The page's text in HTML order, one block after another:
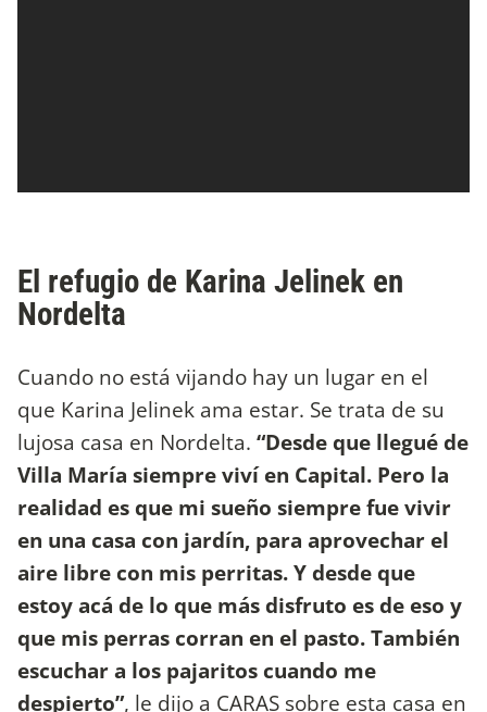
El refugio de Karina Jelinek en
Nordelta
Cuando no está vijando hay un lugar en el
que Karina Jelinek ama estar. Se trata de su
lujosa casa en Nordelta. “Desde que llegué de
Villa María siempre viví en Capital. Pero la
realidad es que mi sueño siempre fue vivir
en una casa con jardín, para aprovechar el
aire libre con mis perritas. Y desde que
estoy acá de lo que más disfruto es de eso y
que mis perras corran en el pasto. También
escuchar a los pajaritos cuando me
despierto”, le dijo a CARAS sobre esta casa en